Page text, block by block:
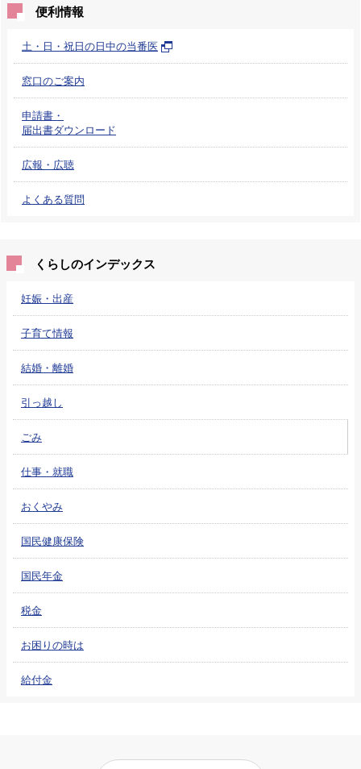
便利情報
土・日・祝日の日中の当番医
窓口のご案内
申請書・
届出書ダウンロード
広報・広聴
よくある質問
くらしのインデックス
妊娠・出産
子育て情報
結婚・離婚
引っ越し
ごみ
仕事・就職
おくやみ
国民健康保険
国民年金
税金
お困りの時は
給付金